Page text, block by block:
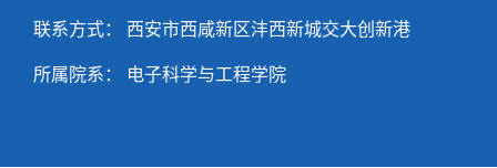
联系方式： 西安市西咸新区沣西新城交大创新港
所属院系： 电子科学与工程学院